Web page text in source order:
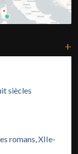
+
siècles
romans, XIIe-